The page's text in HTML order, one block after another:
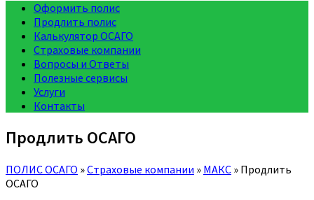
Оформить полис
Продлить полис
Калькулятор ОСАГО
Страховые компании
Вопросы и Ответы
Полезные сервисы
Услуги
Контакты
Продлить ОСАГО
ПОЛИС ОСАГО »Страховые компании » МАКС » Продлить
ОСАГО